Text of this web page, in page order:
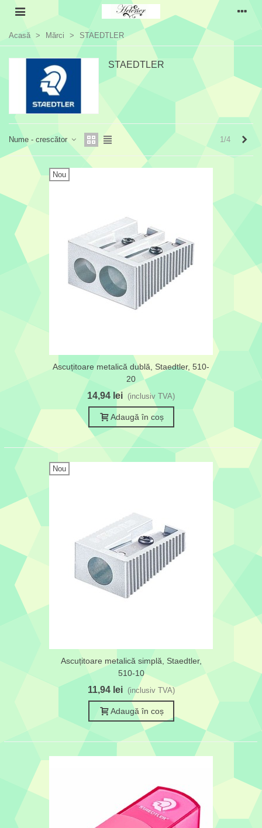
Acasă > Mărci > STAEDTLER
STAEDTLER
Nume - crescător 1/4
Nou
Ascuțitoare metalică dublă, Staedtler, 510-
20
14,94 lei (inclusiv TVA)
Adaugă în coș
Nou
Ascuțitoare metalică simplă, Staedtler,
510-10
11,94 lei (inclusiv TVA)
Adaugă în coș